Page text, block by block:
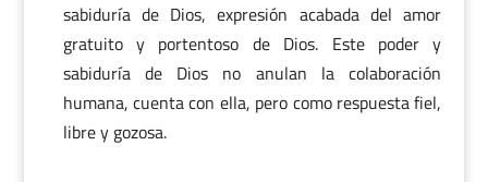
sabiduría de Dios, expresión acabada del amor
gratuito y portentoso de Dios. Este poder y
sabiduría de Dios no anulan la colaboración
humana, cuenta con ella, pero como respuesta fiel,
libre y gozosa.